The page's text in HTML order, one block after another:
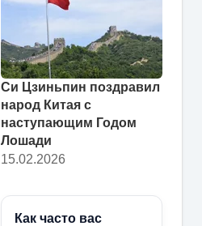
Си Цзиньпин поздравил
народ Китая с
наступающим Годом
Лошади
15.02.2026
Как часто вас